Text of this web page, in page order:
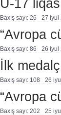
U-17
Baxış sayı: 26 27 i̇yul
“Avropa
Baxış sayı: 86 26 i̇yul
İlk
Baxış sayı: 108 26
“Avropa
Baxış sayı: 202 25